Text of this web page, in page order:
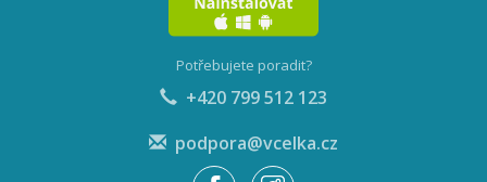
Potřebujete poradit?
+420 799 512 123
podpora@vcelka.cz